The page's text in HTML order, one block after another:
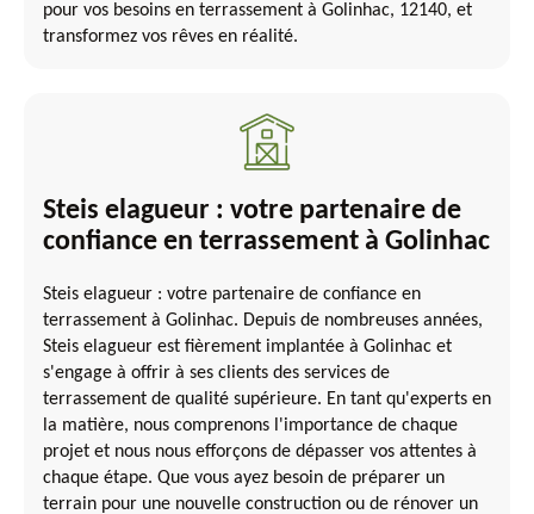
pour vos besoins en terrassement à Golinhac, 12140, et
transformez vos rêves en réalité.
Steis elagueur : votre partenaire de
confiance en terrassement à Golinhac
Steis elagueur : votre partenaire de confiance en
terrassement à Golinhac. Depuis de nombreuses années,
Steis elagueur est fièrement implantée à Golinhac et
s'engage à offrir à ses clients des services de
terrassement de qualité supérieure. En tant qu'experts en
la matière, nous comprenons l'importance de chaque
projet et nous nous efforçons de dépasser vos attentes à
chaque étape. Que vous ayez besoin de préparer un
terrain pour une nouvelle construction ou de rénover un